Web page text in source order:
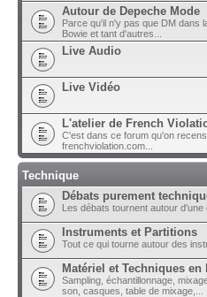
Autour de Depeche Mode
Parce qu'il n'y pas que DM dans
Bowie et tant d'autres...
Live Audio
Live Vidéo
L'atelier de French
C'est dans ce forum qu'on
frenchviolation.com...
Technique
Débats purement
Les débats tournent autour
Instruments et Partitions
Tout ce qui tourne autour des
Matériel et Techniques
Sampling, échantillonnage,
son, casques, table de mixage,...